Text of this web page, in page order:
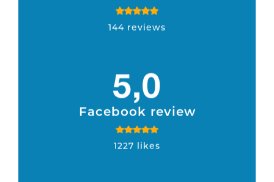
144 reviews
5,0
Facebook review
1227 likes